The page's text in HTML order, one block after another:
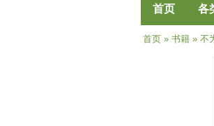
首页 各
当前位
首页» 书籍» 不